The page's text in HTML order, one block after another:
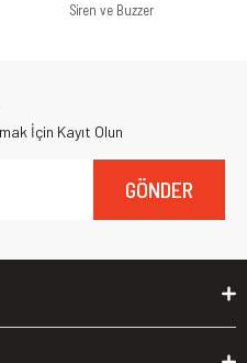
Siren ve Buzzer
İçin Kayıt Olun
GÖNDER